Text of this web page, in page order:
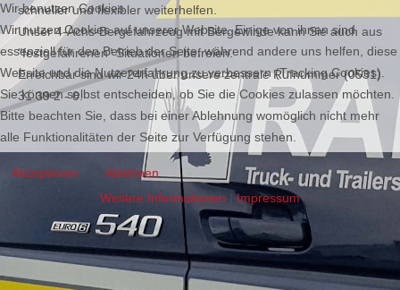
schneller und flexibler weiterhelfen.
Unser 4-Achs-Bergefahrzeug mit Bergewinde kann Sie auch aus
"festgefahrenen" Situationen befreien.
Erreichbar sind wir 24h über unsere zentrale Rufnummer (0531)
31 39 2 - 0.
Wir benutzen Cookies
Wir nutzen Cookies auf unserer Website. Einige von ihnen sind
essenziell für den Betrieb der Seite, während andere uns helfen, diese
Website und die Nutzererfahrung zu verbessern (Tracking Cookies).
Sie können selbst entscheiden, ob Sie die Cookies zulassen möchten.
Bitte beachten Sie, dass bei einer Ablehnung womöglich nicht mehr
alle Funktionalitäten der Seite zur Verfügung stehen.
Akzeptieren Ablehnen
Weitere Informationen |Impressum